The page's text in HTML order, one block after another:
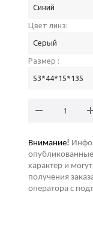
Синий
Цвет линз:
Серый
Размер :
53*44*15*135
Внимание!
характер и
получения
оператора с